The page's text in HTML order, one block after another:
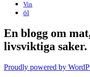
Vin
öl
En blogg om
livsviktiga saker.
Proudly powered by